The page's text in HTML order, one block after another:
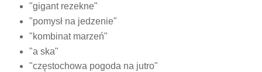
"gigant rezekne"
"pomysł na jedzenie"
"kombinat marzeń"
"a ska"
"częstochowa pogoda na jutro"